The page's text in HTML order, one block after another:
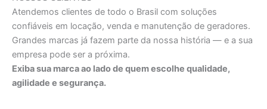
Atendemos clientes de todo o Brasil com soluções
confiáveis em locação, venda e manutenção de geradores.
Grandes marcas já fazem parte da nossa história — e a sua
empresa pode ser a próxima.
Exiba sua marca ao lado de quem escolhe qualidade,
agilidade e segurança.